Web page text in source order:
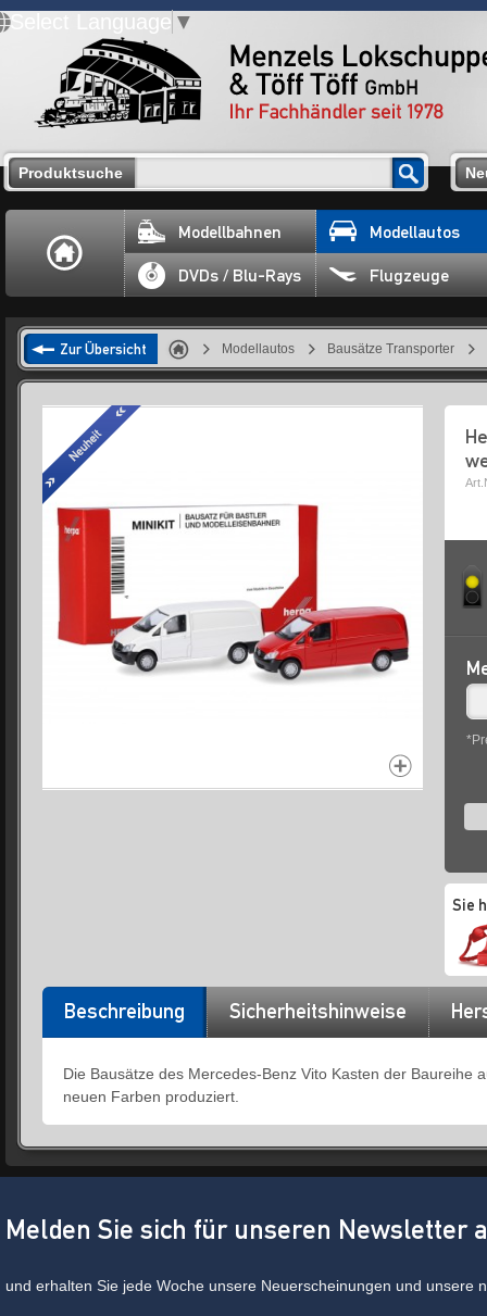
Select Language ▼
Produktsuche
Modellbahnen Modellautos
DVDs / Blu-Rays Flugzeuge
Zur Übersicht Modellautos Bausätze Transporter
Sie
Beschreibung Sicherheitshinweise
Die Bausätze des Mercedes-Benz Vito Kasten der
neuen Farben produziert.
Melden Sie sich für unseren Newsletter
und erhalten Sie jede Woche unsere Neuerscheinungen und unsere